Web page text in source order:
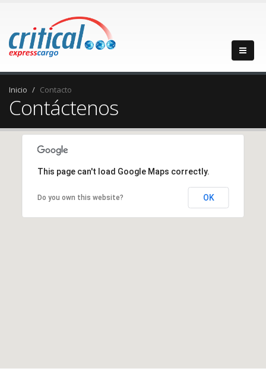
Inicio Contacto
Contáctenos
This page can't load Google Maps correctly.
Do you own this website? OK